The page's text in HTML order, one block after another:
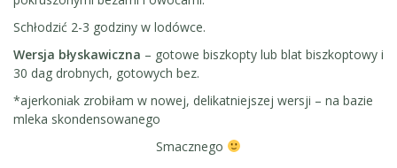
Schłodzić 2-3 godziny w lodówce.
Wersja błyskawiczna – gotowe biszkopty lub blat biszkoptowy i
30 dag drobnych, gotowych bez.
*ajerkoniak zrobiłam w nowej, delikatniejszej wersji – na bazie
mleka skondensowanego
Smacznego